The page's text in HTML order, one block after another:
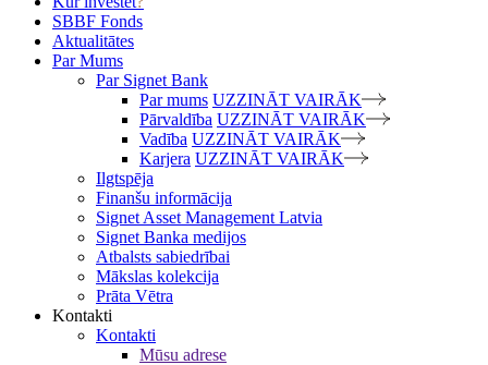
SBBF Fonds
Aktualitātes
Par Mums
Par Signet Bank
Par mums UZZINĀT VAIRĀK
Pārvaldība UZZINĀT VAIRĀK
Vadība UZZINĀT VAIRĀK
Karjera UZZINĀT VAIRĀK
Ilgtspēja
Finanšu informācija
Signet Asset Management Latvia
Signet Banka medijos
Atbalsts sabiedrībai
Mākslas kolekcija
Prāta Vētra
Kontakti
Kontakti
Mūsu adrese